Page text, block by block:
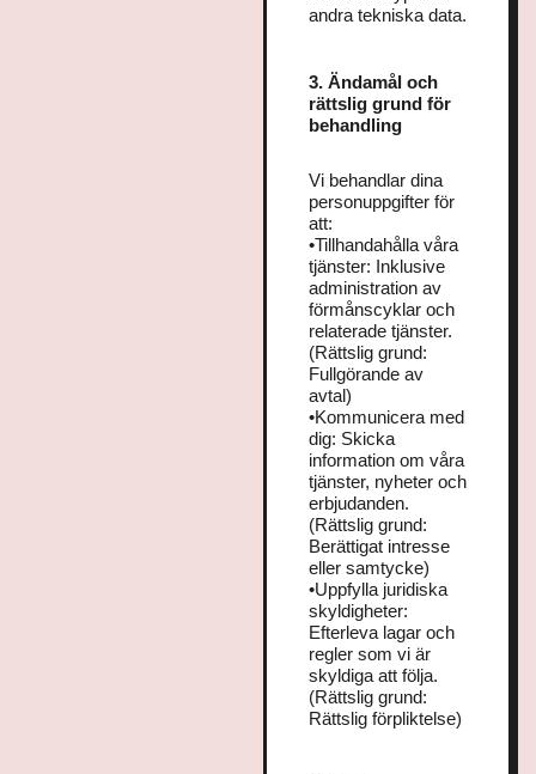
andra tekniska data.
3. Ändamål och
rättslig grund för
behandling
Vi behandlar dina
personuppgifter för
att:
•Tillhandahålla våra
tjänster: Inklusive
administration av
förmånscyklar och
relaterade tjänster.
(Rättslig grund:
Fullgörande av
avtal)
•Kommunicera med
dig: Skicka
information om våra
tjänster, nyheter och
erbjudanden.
(Rättslig grund:
Berättigat intresse
eller samtycke)
•Uppfylla juridiska
skyldigheter:
Efterleva lagar och
regler som vi är
skyldiga att följa.
(Rättslig grund:
Rättslig förpliktelse)